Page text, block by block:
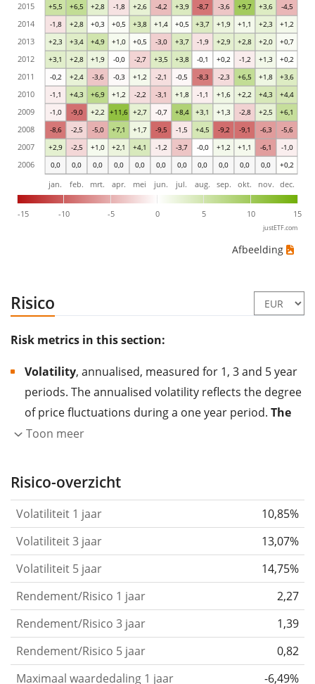
0,0 0,0 0,0 0,0 0,0 0,0 0,0 0,0 0,0 0,0 0,0 +0,2
+2,9 -2,5 +1,0 +2,1 +4,1 -1,2 -3,7 -0,0 +1,2 +1,1 -6,1 -1,0
-8,6 -2,5 -5,0 +7,1 +1,7 -9,5 -1,5 +4,5 -9,2 -9,1 -6,3 -5,6
-1,0 -9,0 +2,2 +11,6 +2,7 -0,7 +8,4 +3,1 +1,3 -2,8 +2,5 +6,1
-1,1 +4,3 +6,9 +1,2 -2,2 -3,1 +1,8 -1,1 +1,6 +2,2 +4,3 +4,4
-0,2 +2,4 -3,6 -0,3 +1,2 -2,1 -0,5 -8,3 -2,3 +6,5 +1,8 +3,6
+3,1 +2,8 +1,9 -0,0 -2,7 +3,5 +3,8 -0,1 +0,2 -1,2 +1,3 +0,2
+2,3 +3,4 +4,9 +1,0 +0,5 -3,0 +3,7 -1,9 +2,9 +2,8 +2,0 +0,7
-1,8 +2,8 +0,3 +0,5 +3,8 +1,4 +0,5 +3,7 +1,9 +1,1 +2,3 +1,2
+5,5 +6,5 +2,8 -1,8 +2,6 -4,2 +3,9 -8,7 -3,6 +9,7 +3,6 -4,5
-15 -10 -5 0 5 10 15
jan. feb. mrt. apr. mei jun. jul. aug. sep. okt. nov. dec.
2006
2007
2008
2009
2010
2011
2012
2013
2014
2015
justETF.com
Afbeelding
Risico
Risk metrics in this section:
Volatility, annualised, measured for 1, 3 and 5 year
periods. The annualised volatility reflects the degree
of price fluctuations during a one year period. The
higher the volatility, the more significantly the
the past.
Assets with higher volatility are generally
based on the data for the past 1, 3 and 5 years so
that you can see if price fluctuations for the ETF
became stronger or weaker over time.
Return per riskfor 1, 3 and 5 year periods. This is
the annualised (i.e. converted to a one year period)
past return divided by the past annualised volatility.
The metric puts the historical return of an asset
in relation to its historical riskand gives you a
Toon meer
Risico-overzicht
Volatiliteit 1 jaar
10,85%
Volatiliteit 3 jaar
13,07%
Volatiliteit 5 jaar
14,75%
Rendement/Risico 1 jaar
2,27
Rendement/Risico 3 jaar
1,39
Rendement/Risico 5 jaar
0,82
Maximaal waardedaling 1 jaar
-6,49%